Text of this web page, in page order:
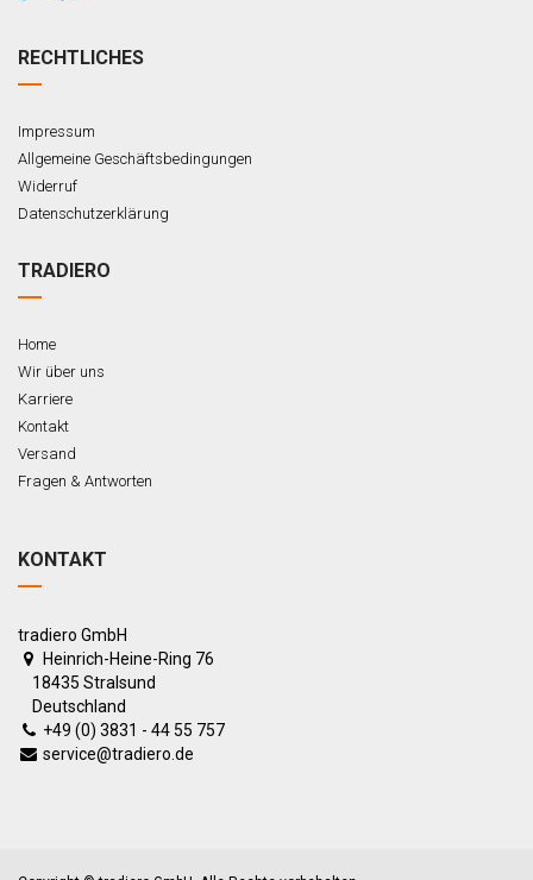
RECHTLICHES
Impressum
Allgemeine Geschäftsbedingungen
Widerruf
Datenschutzerklärung
TRADIERO
Home
Wir über uns
Karriere
Kontakt
Versand
Fragen & Antworten
KONTAKT
tradiero GmbH
Heinrich-Heine-Ring 76
18435 Stralsund
Deutschland
+49 (0) 3831 - 44 55 757
service@tradiero.de